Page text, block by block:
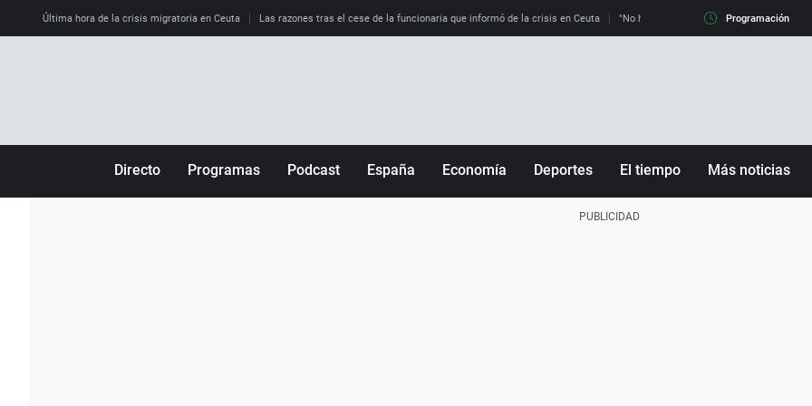
Última hora de la crisis migratoria en Ceuta Las razones tras el cese de la funcionaria que informó de la crisis en Ceuta "No hay mafias, que no nos engañen":
Programación
Directo Programas Podcast España Economía Deportes El tiempo Más noticias